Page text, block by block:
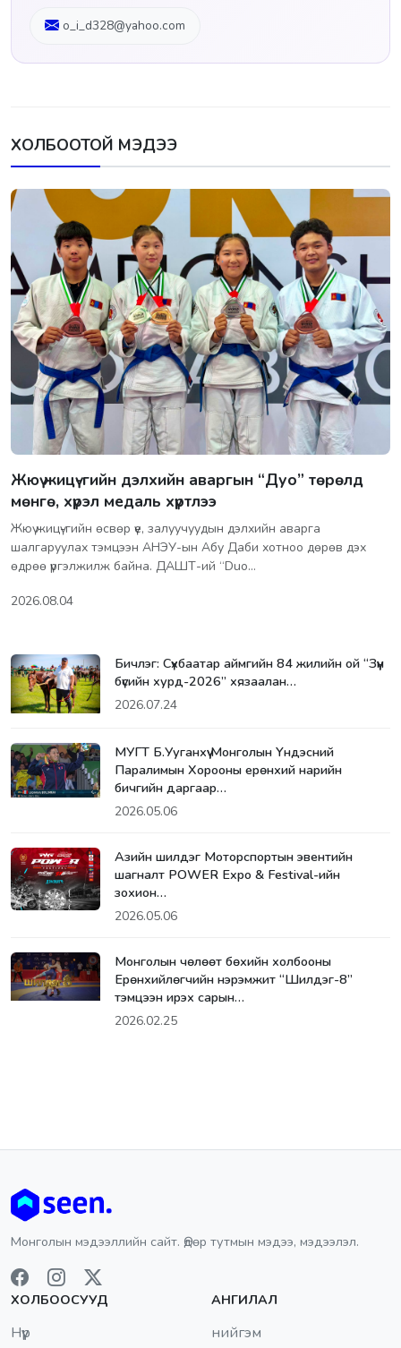
o_i_d328@yahoo.com
ХОЛБООТОЙ МЭДЭЭ
Жюү жицү-гийн дэлхийн аваргын “Дуо” төрөлд
мөнгө, хүрэл медаль хүртлээ
Жюү жицү-гийн өсвөр үе, залуучуудын дэлхийн аварга
шалгаруулах тэмцээн АНЭУ-ын Абу Даби хотноо дөрөв дэх
өдрөө үргэлжилж байна. ДАШТ-ий “Duo…
2026.08.04
Бичлэг: Сүхбаатар аймгийн 84 жилийн ой “Зүүн
бүсийн хурд-2026” хязаалан…
2026.07.24
МУГТ Б.Ууганхүү Монголын Үндэсний
Паралимын Хорооны ерөнхий нарийн
бичгийн даргаар…
2026.05.06
Азийн шилдэг Моторспортын эвентийн
шагналт POWER Expo & Festival-ийн
зохион…
2026.05.06
Монголын чөлөөт бөхийн холбооны
Ерөнхийлөгчийн нэрэмжит “Шилдэг-8”
тэмцээн ирэх сарын…
2026.02.25
Монголын мэдээллийн сайт. Өдөр тутмын мэдээ, мэдээлэл.
ХОЛБООСУУД
Нүүр
АНГИЛАЛ
нийгэм